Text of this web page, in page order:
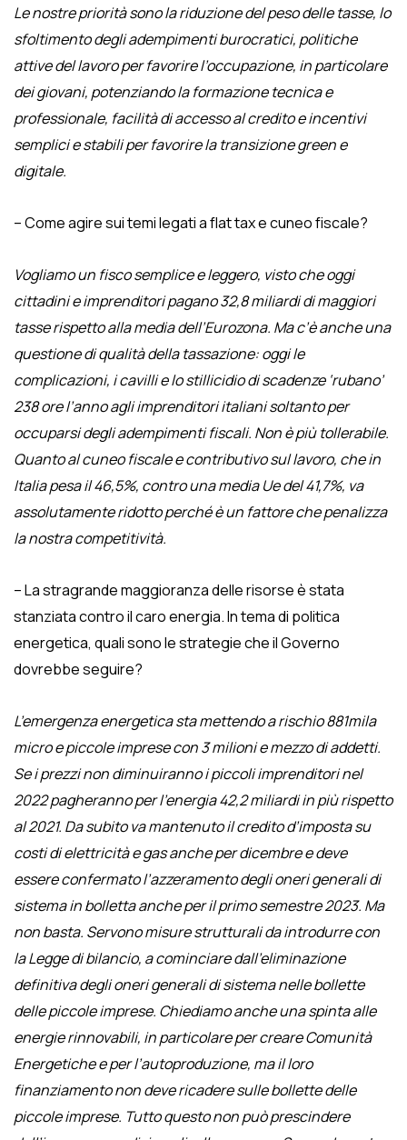
Le nostre priorità sono la riduzione del peso delle tasse, lo
sfoltimento degli adempimenti burocratici, politiche
attive del lavoro per favorire l’occupazione, in particolare
dei giovani, potenziando la formazione tecnica e
professionale, facilità di accesso al credito e incentivi
semplici e stabili per favorire la transizione green e
digitale.
– Come agire sui temi legati a flat tax e cuneo fiscale?
Vogliamo un fisco semplice e leggero, visto che oggi
cittadini e imprenditori pagano 32,8 miliardi di maggiori
tasse rispetto alla media dell’Eurozona. Ma c’è anche una
questione di qualità della tassazione: oggi le
complicazioni, i cavilli e lo stillicidio di scadenze ‘rubano’
238 ore l’anno agli imprenditori italiani soltanto per
occuparsi degli adempimenti fiscali. Non è più tollerabile.
Quanto al cuneo fiscale e contributivo sul lavoro, che in
Italia pesa il 46,5%, contro una media Ue del 41,7%, va
assolutamente ridotto perché è un fattore che penalizza
la nostra competitività.
– La stragrande maggioranza delle risorse è stata
stanziata contro il caro energia. In tema di politica
energetica, quali sono le strategie che il Governo
dovrebbe seguire?
L’emergenza energetica sta mettendo a rischio 881mila
micro e piccole imprese con 3 milioni e mezzo di addetti.
Se i prezzi non diminuiranno i piccoli imprenditori nel
2022 pagheranno per l’energia 42,2 miliardi in più rispetto
al 2021. Da subito va mantenuto il credito d’imposta su
costi di elettricità e gas anche per dicembre e deve
essere confermato l’azzeramento degli oneri generali di
sistema in bolletta anche per il primo semestre 2023. Ma
non basta. Servono misure strutturali da introdurre con
la Legge di bilancio, a cominciare dall’eliminazione
definitiva degli oneri generali di sistema nelle bollette
delle piccole imprese. Chiediamo anche una spinta alle
energie rinnovabili, in particolare per creare Comunità
Energetiche e per l’autoproduzione, ma il loro
finanziamento non deve ricadere sulle bollette delle
piccole imprese. Tutto questo non può prescindere